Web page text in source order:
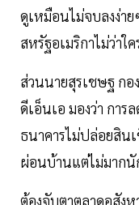
ดูเหมือนไม่จบลงง่าย
สหรัฐอเมริกาไม่ว่า
ส่วนนายสุรเชษฐ ก
ดีเอ็นเอ มองว่า การ
ธนาคารไม่ปล่อยสิน
ผ่อนบ้านแต่ไม่มากนั
ต้องจับตาตลาดอสัง